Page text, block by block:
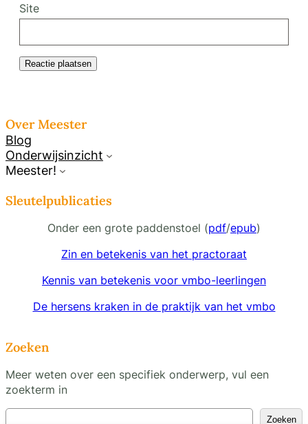
Site
Over Meester
Blog
Onderwijsinzicht
Meester!
Sleutelpublicaties
Onder een grote paddenstoel (pdf/epub)
Zin en betekenis van het practoraat
Kennis van betekenis voor vmbo-leerlingen
De hersens kraken in de praktijk van het vmbo
Zoeken
Meer weten over een specifiek onderwerp, vul een
zoekterm in
Zoeken